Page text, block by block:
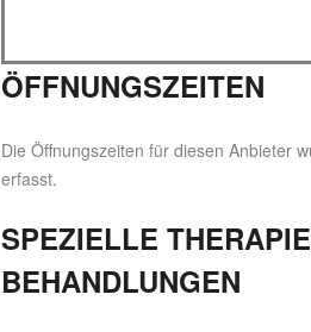
ÖFFNUNGSZEITEN
Die Öffnungszeiten für diesen Anbieter
erfasst.
SPEZIELLE
BEHANDLUNGEN